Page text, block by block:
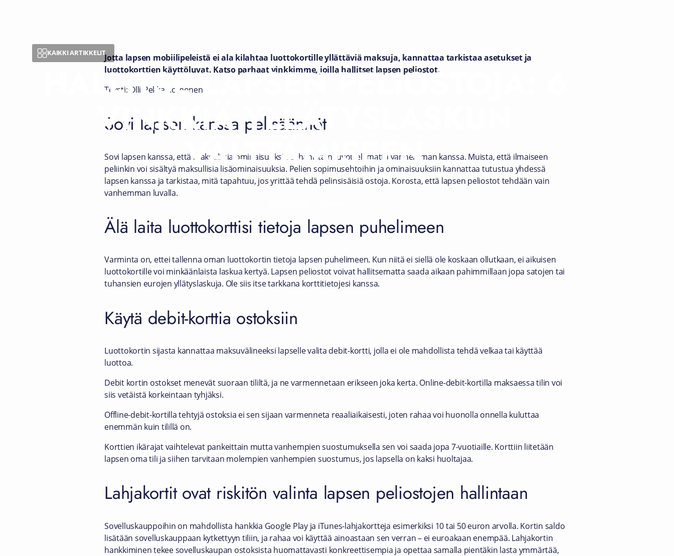
KAIKKI ARTIKKELIT
HALLITSE LAPSEN PELIOSTOJA: 6
VINKKIÄ YLLÄTYSLASKUN
VÄLTTÄMISEEN
Jotta lapsen mobiilipeleistä ei ala kilahtaa luottokortille yllättäviä maksuja, kannattaa tarkistaa asetukset ja
luottokorttien käyttöluvat. Katso parhaat vinkkimme, joilla hallitset lapsen peliostot.
Teksti: Olli-Pekka Komonen
Sovi lapsen kanssa pelisäännöt
Sovi lapsen kanssa, että maksullisia ominaisuuksia ei hankita neuvottelematta vanhemman kanssa. Muista, että ilmaiseen
peliinkin voi sisältyä maksullisia lisäominaisuuksia. Pelien sopimusehtoihin ja ominaisuuksiin kannattaa tutustua yhdessä
lapsen kanssa ja tarkistaa, mitä tapahtuu, jos yrittää tehdä pelinsisäisiä ostoja. Korosta, että lapsen peliostot tehdään vain
vanhemman luvalla.
Älä laita luottokorttisi tietoja lapsen puhelimeen
Varminta on, ettei tallenna oman luottokortin tietoja lapsen puhelimeen. Kun niitä ei siellä ole koskaan ollutkaan, ei aikuisen
luottokortille voi minkäänlaista laskua kertyä. Lapsen peliostot voivat hallitsematta saada aikaan pahimmillaan jopa satojen tai
tuhansien eurojen yllätyslaskuja. Ole siis itse tarkkana korttitietojesi kanssa.
Käytä debit-korttia ostoksiin
Luottokortin sijasta kannattaa maksuvälineeksi lapselle valita debit-kortti, jolla ei ole mahdollista tehdä velkaa tai käyttää
luottoa.
Debit kortin ostokset menevät suoraan tililtä, ja ne varmennetaan erikseen joka kerta. Online-debit-kortilla maksaessa tilin voi
siis vetäistä korkeintaan tyhjäksi.
Offline-debit-kortilla tehtyjä ostoksia ei sen sijaan varmenneta reaaliaikaisesti, joten rahaa voi huonolla onnella kuluttaa
enemmän kuin tilillä on.
Korttien ikärajat vaihtelevat pankeittain mutta vanhempien suostumuksella sen voi saada jopa 7-vuotiaille. Korttiin liitetään
lapsen oma tili ja siihen tarvitaan molempien vanhempien suostumus, jos lapsella on kaksi huoltajaa.
Lahjakortit ovat riskitön valinta lapsen peliostojen hallintaan
Sovelluskauppoihin on mahdollista hankkia Google Play ja iTunes-lahjakortteja esimerkiksi 10 tai 50 euron arvolla. Kortin saldo
lisätään sovelluskauppaan kytkettyyn tiliin, ja rahaa voi käyttää ainoastaan sen verran – ei euroakaan enempää. Lahjakortin
hankkiminen tekee sovelluskaupan ostoksista huomattavasti konkreettisempia ja opettaa samalla pientäkin lasta ymmärtää,